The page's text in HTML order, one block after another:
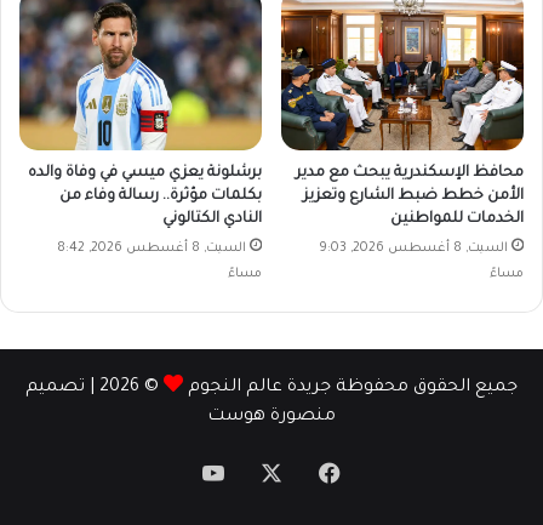
محافظ الإسكندرية يبحث مع مدير
الأمن خطط ضبط الشارع وتعزيز
الخدمات للمواطنين
السبت, 8 أغسطس 2026, 9:03
مساءً
برشلونة يعزي ميسي في وفاة والده
بكلمات مؤثرة.. رسالة وفاء من
النادي الكتالوني
السبت, 8 أغسطس 2026, 8:42
مساءً
جميع الحقوق محفوظة جريدة عالم النجوم
© 2026 | تصميم
منصورة هوست
فيسبوك ‫YouTube